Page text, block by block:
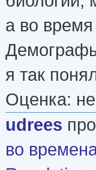
а во
я так
Оценка:
udrees про
во